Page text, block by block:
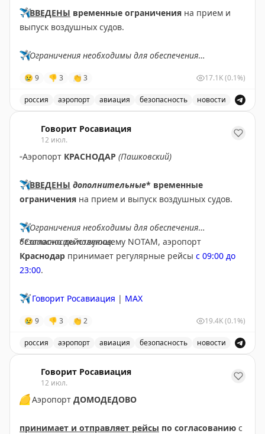
✈️ВВЕДЕНЫ временные ограничения на прием и
выпуск воздушных судов.
✈️Ограничения необходимы для обеспечения
✈️ Говорит Росавиация|МАХ
😢 9 👎 3 👏 3 17.1K(0.1%)
россия аэропорт авиация безопасность новости
Говорит Росавиация
12 июл.
▫️Аэропорт КРАСНОДАР (Пашковский)
✈️ВВЕДЕНЫ дополнительные* временные
ограничения на прием и выпуск воздушных судов.
✈️Ограничения необходимы для обеспечения
безопасности полетов.
*Согласно действующему NOTAM, аэропорт
Краснодар принимает регулярные рейсы с 09:00 до
23:00.
✈️ Говорит Росавиация | MAX
😢 9 👎 3 👏 2 19.4K(0.1%)
россия аэропорт авиация безопасность новости
Говорит Росавиация
12 июл.
🟡Аэропорт ДОМОДЕДОВО
принимает и отправляет рейсы по согласованию с